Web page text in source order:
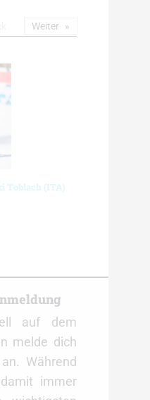
Toblach (ITA)
Weiter
auf dem
melde dich
Während
immer